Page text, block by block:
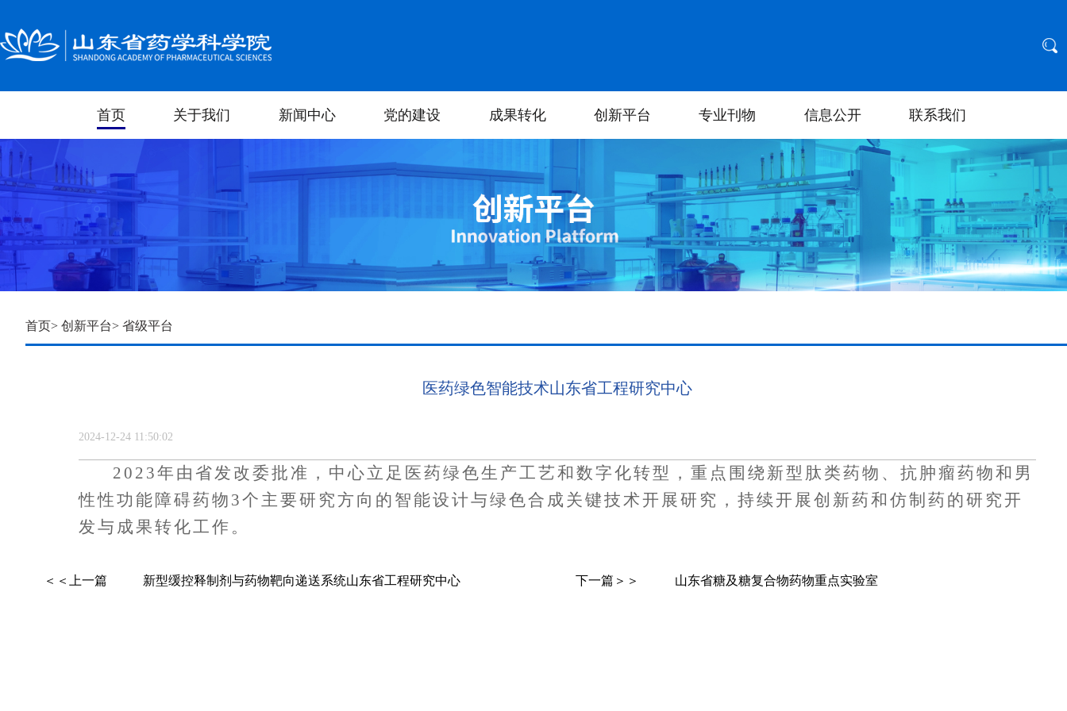
首页 关于我们 新闻中心 党的建设 成果转化 创新平台 专业刊物 信息公开 联系我们
首页> 创新平台> 省级平台
医药绿色智能技术山东省工程研究中心
2024-12-24 11:50:02
2023年 由省发改委批准 ，中心立足医药绿色生产工艺和数字化转型，重点围绕新型肽类药物、抗肿瘤药物和男
性性功能障碍药物 3个主要研究方向的智能设计与绿色合成关键技术开展研究，持续开展创新药和仿制药的研究开
发与成果转化工作。
＜＜上一篇 新型缓控释制剂与药物靶向递送系统山东省工程研究中心 下一篇＞＞ 山东省糖及糖复合物药物重点实验室